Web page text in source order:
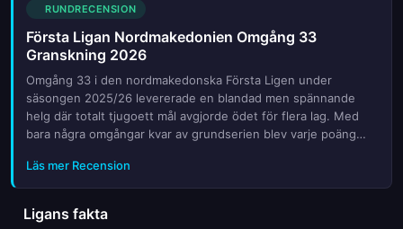
hem avgörande tre poänger samt vilka överraskningar som
kan dyka upp på tabellen. Följ med oss medan vi granskar
statistik, skadebilder och expertutlåtanden för att ge dig den
bästa insikten inför veckans action. Missa inte chansen att få
full koll på vad som krävs för att säkra platsen i den
nordmakedonska fotbollseliten under denna kritiska period av
säsongen.
RUNDRECENSION
Första Ligan Nordmakedonien Omgång 33
Granskning 2026
Omgång 33 i den nordmakedonska Första Ligen under
säsongen 2025/26 levererade en blandad men spännande
helg där totalt tjugoett mål avgjorde ödet för flera lag. Med
bara några omgångar kvar av grundserien blev varje poäng
undvek nedflyttningen. Vi granskar de viktigaste resultaten,
utmärkta prestationer och vändningar som präglade denna
avgörande omgång. Vilket lag tog ledningen? Vilken
överraskning väntade publiken? Läs vår kompletta genomgång
Läs mer Recension
Ligans fakta